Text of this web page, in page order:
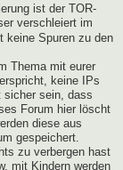
ist der TOR-
verschleiert im
keine Spuren zu den
Thema mit eurer
keine IPs
sicher sein, dass
Forum hier löscht
diese aus
gespeichert.
zu verbergen hast
mit Kindern werden